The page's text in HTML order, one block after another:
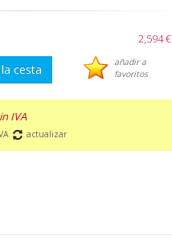
2,594 €
cesta
añadir a
favoritos
IVA
actualizar